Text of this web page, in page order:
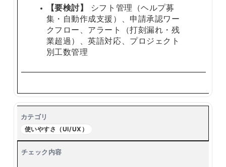
【要検討】
シフト管理（ヘルプ募
集・自動作成支援）、申請承認ワー
クフロー、アラート（打刻漏れ・残
業超過）、英語対応、プロジェクト
別工数管理
使いやすさ（UI/UX）